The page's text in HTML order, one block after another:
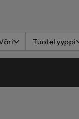
Tuotetyyppi